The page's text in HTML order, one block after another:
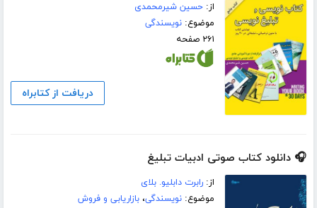
از:حسین شیرمحمدی
موضوع:نویسندگی
۲۶۱ صفحه
دریافت از کتابراه
🎧 دانلود کتاب صوتی ادبیات تبلیغ
از:رابرت دابلیو. بلای
موضوع:نویسندگی،بازاریابی و فروش